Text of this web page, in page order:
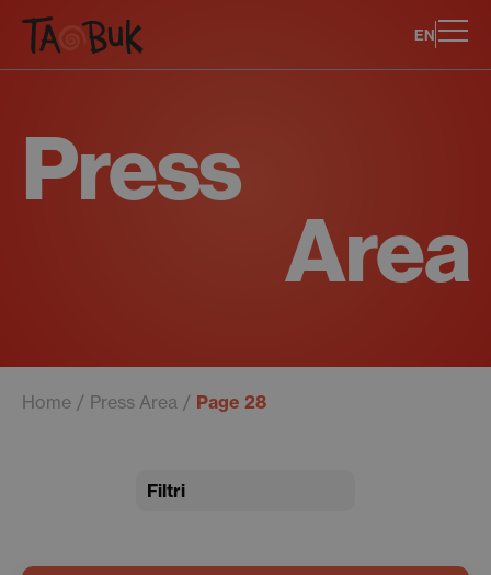
EN
Press
Area
Home Press Area Page 28
Filtri